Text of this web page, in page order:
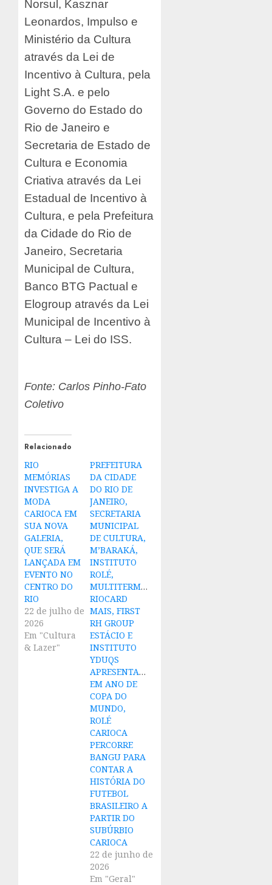
Norsul, Kasznar
Leonardos, Impulso e
Ministério da Cultura
através da Lei de
Incentivo à Cultura, pela
Light S.A. e pelo
Governo do Estado do
Rio de Janeiro e
Secretaria de Estado de
Cultura e Economia
Criativa através da Lei
Estadual de Incentivo à
Cultura, e pela Prefeitura
da Cidade do Rio de
Janeiro, Secretaria
Municipal de Cultura,
Banco BTG Pactual e
Elogroup através da Lei
Municipal de Incentivo à
Cultura – Lei do ISS.
Fonte: Carlos Pinho-Fato
Coletivo
Relacionado
RIO
MEMÓRIAS
INVESTIGA A
MODA
CARIOCA EM
SUA NOVA
GALERIA,
QUE SERÁ
LANÇADA EM
EVENTO NO
CENTRO DO
RIO
22 de julho de
2026
Em "Cultura
& Lazer"
PREFEITURA
DA CIDADE
DO RIO DE
JANEIRO,
SECRETARIA
MUNICIPAL
DE CULTURA,
M’BARAKÁ,
INSTITUTO
ROLÉ,
MULTITERMINAIS,
RIOCARD
MAIS, FIRST
RH GROUP
ESTÁCIO E
INSTITUTO
YDUQS
APRESENTAM:
EM ANO DE
COPA DO
MUNDO,
ROLÉ
CARIOCA
PERCORRE
BANGU PARA
CONTAR A
HISTÓRIA DO
FUTEBOL
BRASILEIRO A
PARTIR DO
SUBÚRBIO
CARIOCA
22 de junho de
2026
Em "Geral"